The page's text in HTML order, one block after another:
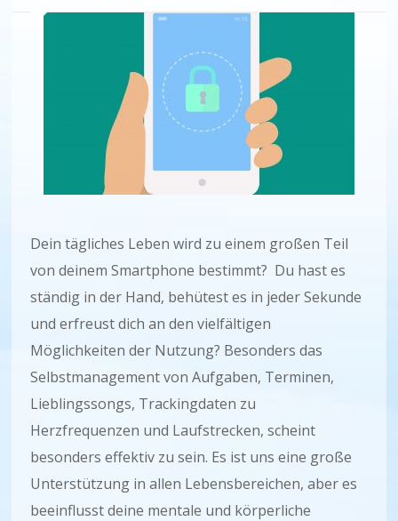
Dein tägliches Leben wird zu einem großen Teil
von deinem Smartphone bestimmt? Du hast es
ständig in der Hand, behütest es in jeder Sekunde
und erfreust dich an den vielfältigen
Möglichkeiten der Nutzung? Besonders das
Selbstmanagement von Aufgaben, Terminen,
Lieblingssongs, Trackingdaten zu
Herzfrequenzen und Laufstrecken, scheint
besonders effektiv zu sein. Es ist uns eine große
Unterstützung in allen Lebensbereichen, aber es
beeinflusst deine mentale und körperliche